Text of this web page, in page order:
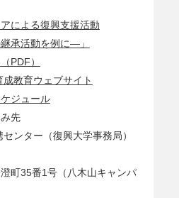
による復興支援活動
承活動を例に―」
PDF）
教育ウェブサイト
ジュール
先
ンター（復興大学事務局）
町35番1号（八木山キャンパ